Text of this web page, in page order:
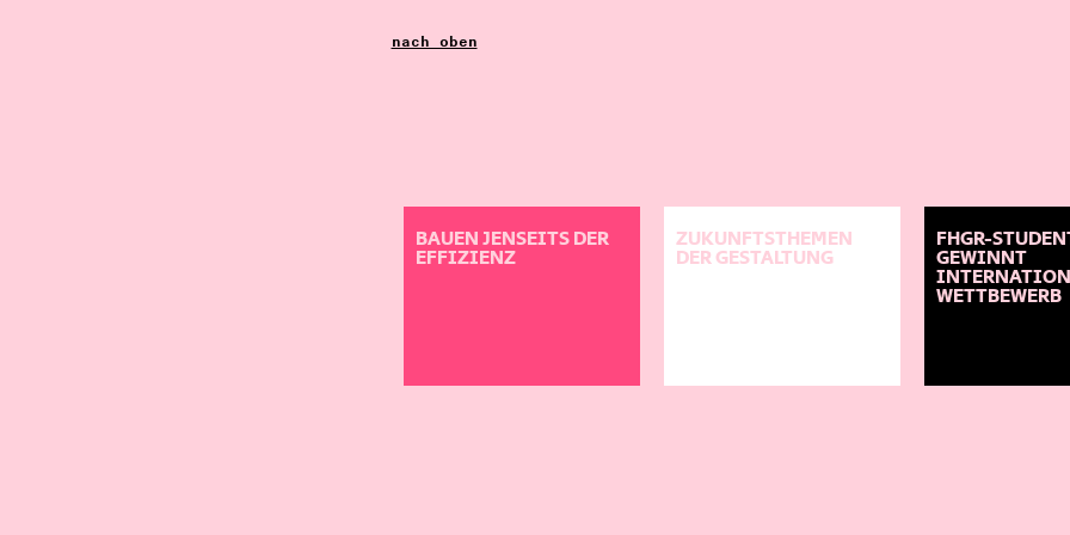
nach oben
BAUEN JENSEITS DER
EFFIZIENZ
ZUKUNFTSTHEMEN
DER GESTALTUNG
FHGR-
GEWINNT
WETTBEWERB